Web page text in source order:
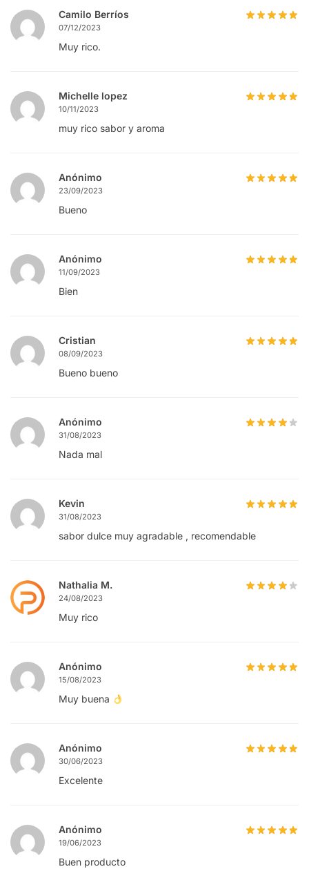
Camilo Berríos
07/12/2023
Muy rico.
Michelle lopez
10/11/2023
muy rico sabor y aroma
Anónimo
23/09/2023
Bueno
Anónimo
11/09/2023
Bien
Cristian
08/09/2023
Bueno bueno
Anónimo
31/08/2023
Nada mal
Kevin
31/08/2023
sabor dulce muy agradable , recomendable
Nathalia M.
24/08/2023
Muy rico
Anónimo
15/08/2023
Muy buena
Anónimo
30/06/2023
Excelente
Anónimo
19/06/2023
Buen producto